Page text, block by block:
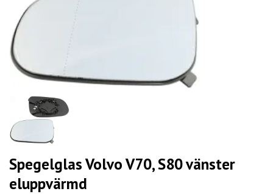
Spegelglas Volvo V70, S80 vänster
eluppvärmd